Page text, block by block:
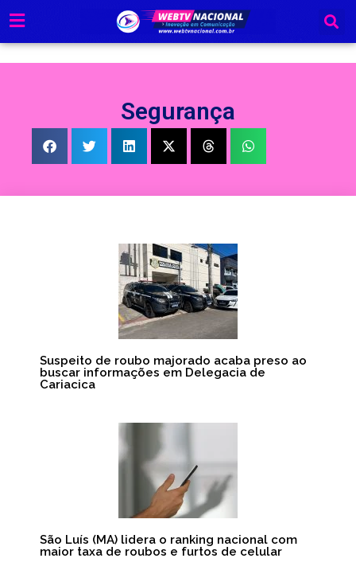
para
o
conteúdo
Segurança
Suspeito de roubo majorado acaba preso ao
buscar informações em Delegacia de
Cariacica
São Luís (MA) lidera o ranking nacional com
maior taxa de roubos e furtos de celular